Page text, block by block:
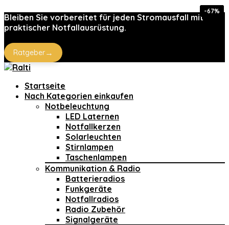
Bleiben Sie vorbereitet für jeden Stromausfall mit
praktischer Notfallausrüstung.
Ratgeber→
Startseite
Nach Kategorien einkaufen
Notbeleuchtung
LED Laternen
Notfallkerzen
Solarleuchten
Stirnlampen
Taschenlampen
Kommunikation & Radio
Batterieradios
Funkgeräte
Notfallradios
Radio Zubehör
Signalgeräte
-15%
-33%
-52%
-7%
-67%